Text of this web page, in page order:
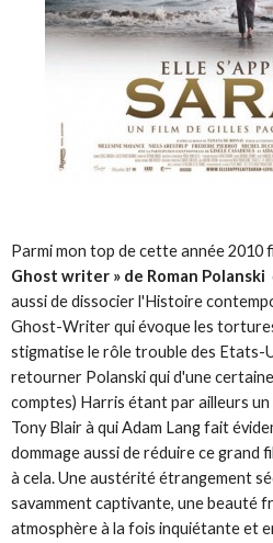
Parmi mon top de cette année 2010
Ghost writer » de Roman Polanski
aussi de dissocier l'Histoire
Ghost-Writer qui évoque les
stigmatise le rôle trouble des Etats-
retourner Polanski qui d'une
comptes) Harris étant par ailleurs
Tony Blair à qui Adam Lang fait
dommage aussi de réduire ce grand
à cela. Une austérité étrangement
savamment captivante, une beauté
atmosphère à la fois inquiétante et